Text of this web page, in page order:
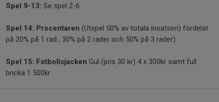
Spel 9-13: Se spel 2-6.
Spel 14: Procentaren (Utspel 50% av totala insatsen) fördelat
på 20% på 1 rad , 30% på 2 rader och 50% på 3 rader).
Spel 15: Fotbollsjacken Gul (pris 30 kr) 4 x 300kr samt full
bricka 1 500kr